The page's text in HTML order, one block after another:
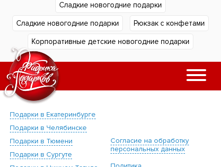
Сладкие новогодние подарки
Сладкие новогодние подарки Рюкзак с конфетами
Корпоративные детские новогодние подарки
Подарки в Екатеринбурге
Подарки в Челябинске
Подарки в Тюмени
Подарки в Сургуте
Согласие на обработку
персональных данных